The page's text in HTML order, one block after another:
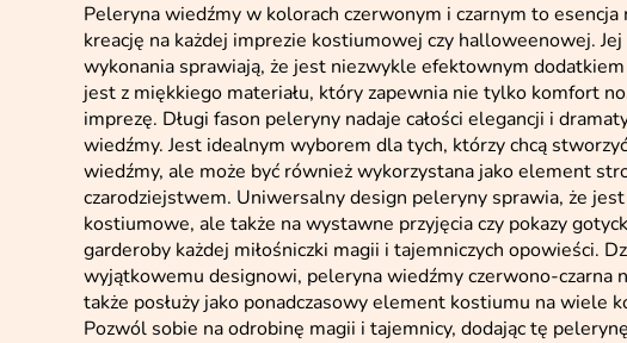
Peleryna wiedźmy w kolorach czerwonym i czarnym to
kreację na każdej imprezie kostiumowej czy halloweenowej.
wykonania sprawiają, że jest niezwykle efektownym
jest z miękkiego materiału, który zapewnia nie tylko komfort
imprezę. Długi fason peleryny nadaje całości elegancji i
wiedźmy. Jest idealnym wyborem dla tych, którzy chcą
wiedźmy, ale może być również wykorzystana jako element
czarodziejstwem. Uniwersalny design peleryny sprawia, że
kostiumowe, ale także na wystawne przyjęcia czy pokazy
garderoby każdej miłośniczki magii i tajemniczych opowieści.
wyjątkowemu designowi, peleryna wiedźmy czerwono-czarna
także posłuży jako ponadczasowy element kostiumu na wiele
Pozwól sobie na odrobinę magii i tajemnicy, dodając tę